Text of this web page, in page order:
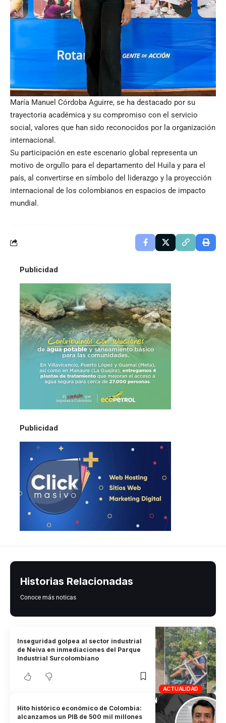
María Manuel Córdoba Aguirre, se ha destacado por su
trayectoria académica y su compromiso con el servicio
social, valores que han sido reconocidos por la organización
internacional.
Su participación en este escenario global representa un
motivo de orgullo para el departamento del Huila y para el
país, al convertirse en símbolo del liderazgo y la proyección
internacional de los colombianos en espacios de impacto
mundial.
Publicidad
Publicidad
Historias Relacionadas
Conoce más noticas
ACTUALIDAD
Inseguridad golpea al sector industrial
de Neiva en inmediaciones del Parque
Industrial Surcolombiano
Hito histórico económico de Colombia:
alcanzamos un PIB de 500 mil millones